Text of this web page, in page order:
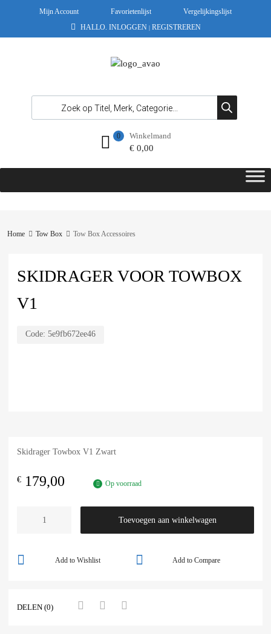
Mijn Account Favorietenlijst
Vergelijkingslijst
HALLO. INLOGGEN | REGISTREREN
Winkelmand
€0,00
0
Home Tow Box Tow Box Accessoires
SKIDRAGER VOOR TOWBOX
V1
Code: 5e9fb672ee46
Skidrager Towbox V1 Zwart
€ 179,00 Op voorraad
Toevoegen aan winkelwagen
Add to Compare
Add to Wishlist
DELEN (0)